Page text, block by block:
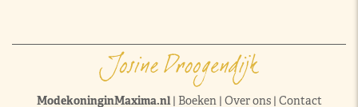
ModekoninginMaxima.nl| Boeken | Over ons| Contact